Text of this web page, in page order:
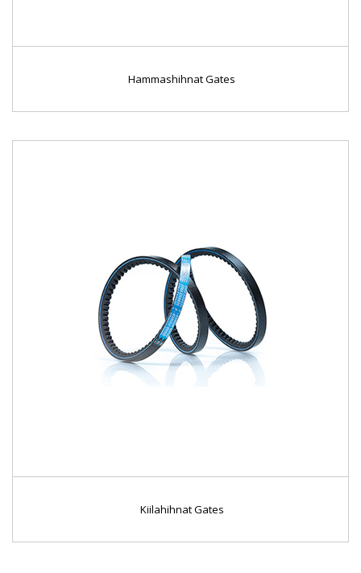
Hammashihnat Gates
Kiilahihnat Gates